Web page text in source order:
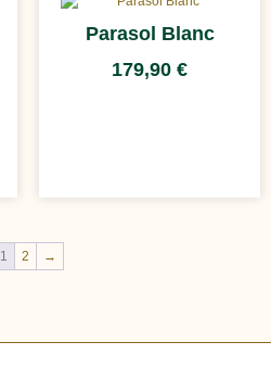
Parasol Blanc
179,90 €
1 2 →